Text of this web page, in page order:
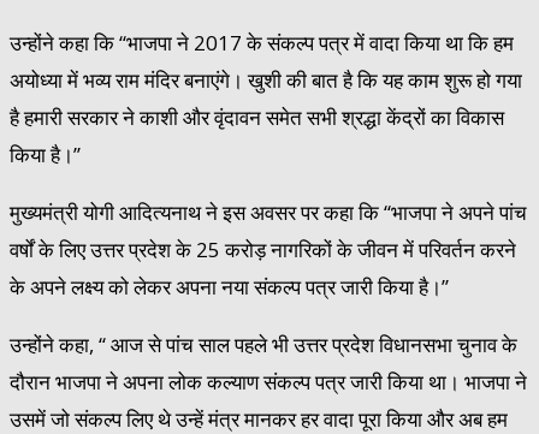
उन्होंने कहा कि ‘‘भाजपा ने 2017 के संकल्प पत्र में वादा किया था कि हम
अयोध्या में भव्य राम मंदिर बनाएंगे। खुशी की बात है कि यह काम शुरू हो गया
है हमारी सरकार ने काशी और वृंदावन समेत सभी श्रद्धा केंद्रों का विकास
किया है।’’
मुख्यमंत्री योगी आदित्यनाथ ने इस अवसर पर कहा कि ‘‘भाजपा ने अपने पांच
वर्षों के लिए उत्तर प्रदेश के 25 करोड़ नागरिकों के जीवन में परिवर्तन करने
के अपने लक्ष्य को लेकर अपना नया संकल्प पत्र जारी किया है।’’
उन्होंने कहा, ‘‘ आज से पांच साल पहले भी उत्तर प्रदेश विधानसभा चुनाव के
दौरान भाजपा ने अपना लोक कल्याण संकल्प पत्र जारी किया था। भाजपा ने
उसमें जो संकल्प लिए थे उन्हें मंत्र मानकर हर वादा पूरा किया और अब हम